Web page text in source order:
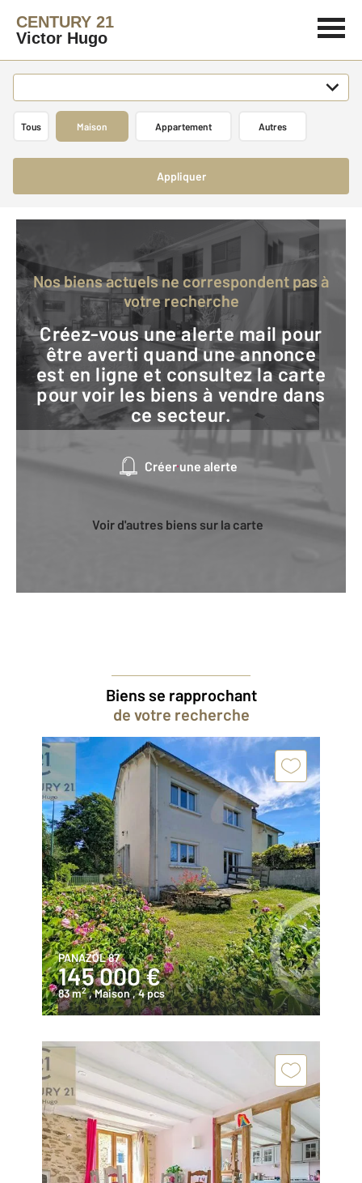
CENTURY 21
Victor Hugo
Tous Maison Appartement Autres
Appliquer
Nos biens actuels ne correspondent pas à
votre recherche
Créez-vous une alerte mail pour
être averti quand une annonce
est en ligne et consultez la carte
pour voir les biens à vendre dans
ce secteur.
Créer une alerte
Voir d'autres biens sur la carte
Biens se rapprochant
de votre recherche
PANAZOL 87
145 000 €
83 m2 , Maison, 4 pcs